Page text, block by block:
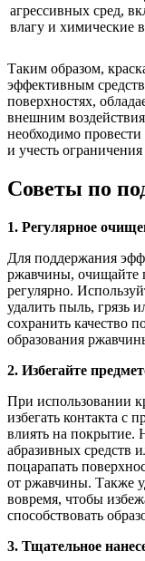
агрессивных сред,
влагу и химические
Таким образом,
эффективным
поверхностях,
внешним
необходимо
и учесть
Советы по
1. Регулярное
Для поддержания
ржавчины, очищайте
регулярно.
удалить пыль, грязь
сохранить качество
образования
2. Избегайте
При использовании
избегать контакта с
влиять на покрытие.
абразивных средств
поцарапать
от ржавчины. Также
вовремя, чтобы
способствовать
3. Тщательное